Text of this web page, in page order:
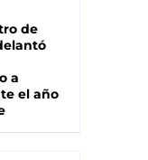
de
a
el año